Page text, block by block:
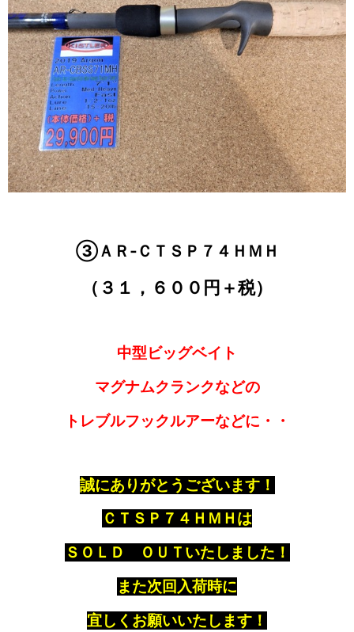
③ＡＲ‐ＣＴＳＰ７４ＨＭＨ
（３１，６００円＋税）
中型ビッグベイト
マグナムクランクなどの
トレブルフックルアーなどに・・
誠にありがとうございます！
ＣＴＳＰ７４ＨＭＨは
ＳＯＬＤ ＯＵＴいたしました！
また次回入荷時に
宜しくお願いいたします！